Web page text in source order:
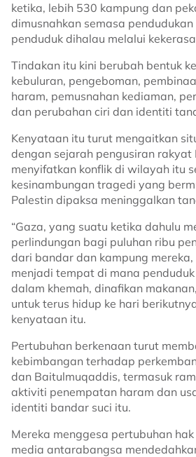
ketika, lebih 530 kampung dan
dimusnahkan semasa
penduduk dihalau melalui
Tindakan itu kini berubah bentuk
kebuluran, pengeboman,
haram, pemusnahan kediaman,
dan perubahan ciri dan identiti
Kenyataan itu turut mengaitkan
dengan sejarah pengusiran rakyat
menyifatkan konflik di wilayah itu
kesinambungan tragedi yang
Palestin dipaksa meninggalkan
“Gaza, yang suatu ketika dahulu
perlindungan bagi puluhan ribu
dari bandar dan kampung
menjadi tempat di mana
dalam khemah, dinafikan
untuk terus hidup ke hari
kenyataan itu.
Pertubuhan berkenaan turut
kebimbangan terhadap
dan Baitulmuqaddis, termasuk
aktiviti penempatan haram dan
identiti bandar suci itu.
Mereka menggesa pertubuhan
media antarabangsa